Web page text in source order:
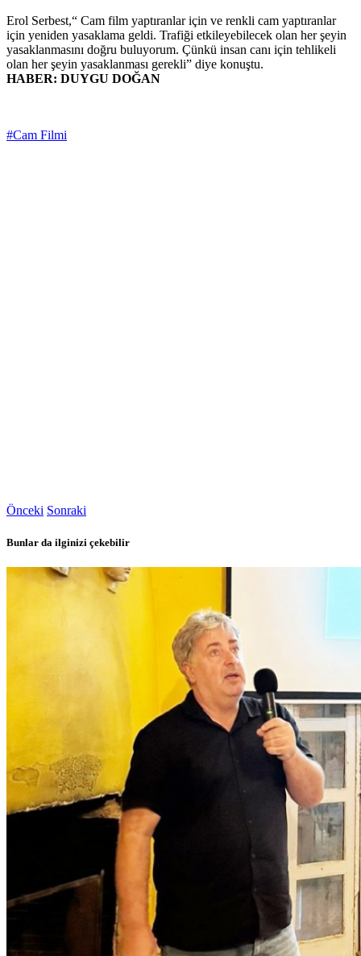
Erol Serbest,“ Cam film yaptıranlar için ve renkli cam yaptıranlar
için yeniden yasaklama geldi. Trafiği etkileyebilecek olan her şeyin
yasaklanmasını doğru buluyorum. Çünkü insan canı için tehlikeli
olan her şeyin yasaklanması gerekli” diye konuştu.
HABER: DUYGU DOĞAN
#Cam Filmi
Önceki Sonraki
Bunlar da ilginizi çekebilir